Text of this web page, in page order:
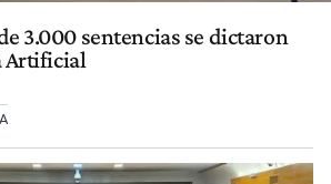
3.000 sentencias se dictaron
Artificial